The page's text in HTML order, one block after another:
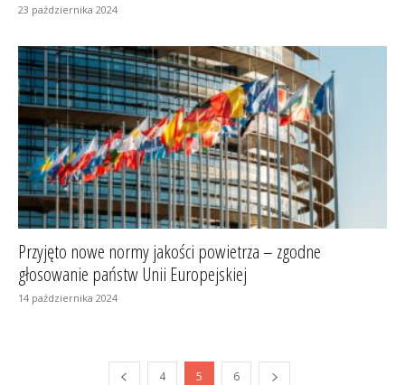
23 października 2024
Przyjęto nowe normy jakości powietrza – zgodne
głosowanie państw Unii Europejskiej
14 października 2024
4 5 6